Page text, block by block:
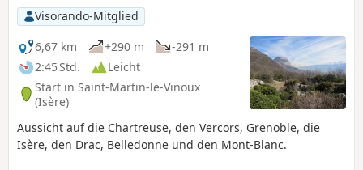
Visorando-Mitglied
6,67 km
+290 m
-291 m
2:45 Std.
Leicht
Start in Saint-Martin-le-Vinoux
(Isère)
Aussicht auf die Chartreuse, den Vercors, Grenoble, die
Isère, den Drac, Belledonne und den Mont-Blanc.